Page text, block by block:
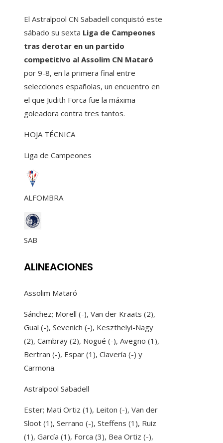
El Astralpool CN Sabadell conquistó este
sábado su sexta Liga de Campeones
tras derotar en un partido
competitivo al Assolim CN Mataró
por 9-8, en la primera final entre
selecciones españolas, un encuentro en
el que Judith Forca fue la máxima
goleadora contra tres tantos.
HOJA TÉCNICA
Liga de Campeones
ALFOMBRA
SAB
ALINEACIONES
Assolim Mataró
Sánchez; Morell (-), Van der Kraats (2),
Gual (-), Sevenich (-), Keszthelyi-Nagy
(2), Cambray (2), Nogué (-), Avegno (1),
Bertran (-), Espar (1), Clavería (-) y
Carmona.
Astralpool Sabadell
Ester; Mati Ortiz (1), Leiton (-), Van der
Sloot (1), Serrano (-), Steffens (1), Ruiz
(1), García (1), Forca (3), Bea Ortiz (-),